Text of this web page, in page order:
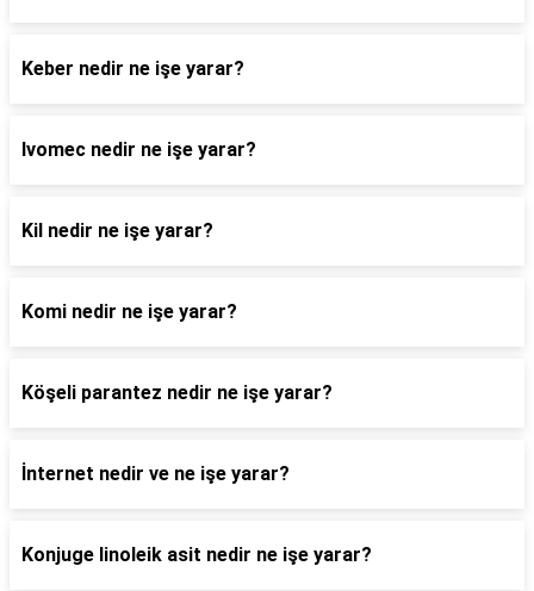
Keber nedir ne işe yarar?
Ivomec nedir ne işe yarar?
Kil nedir ne işe yarar?
Komi nedir ne işe yarar?
Köşeli parantez nedir ne işe yarar?
İnternet nedir ve ne işe yarar?
Konjuge linoleik asit nedir ne işe yarar?